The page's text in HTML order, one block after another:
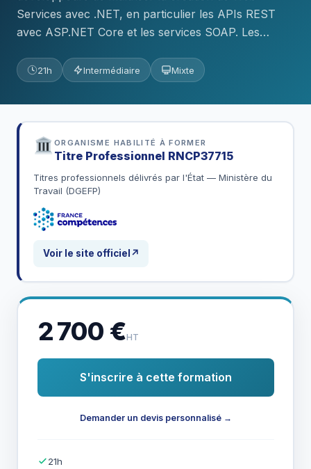
Services avec .NET, en particulier les APIs REST
avec ASP.NET Core et les services SOAP. Les…
21h Intermédiaire Mixte
ORGANISME HABILITÉ À FORMER
Titre Professionnel RNCP37715
Titres professionnels délivrés par l'État — Ministère du
Travail (DGEFP)
Voir le site officiel ↗
2 700 €HT
S'inscrire à cette formation
Demander un devis personnalisé →
21h